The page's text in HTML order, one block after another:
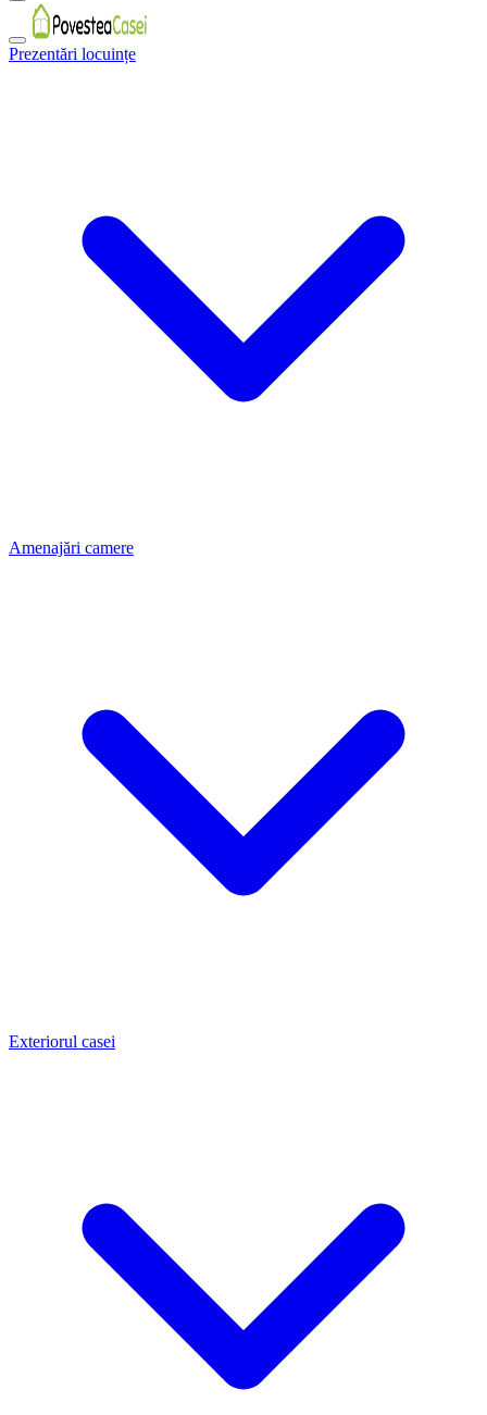
Prezentări locuințe
Amenajări camere
Exteriorul casei